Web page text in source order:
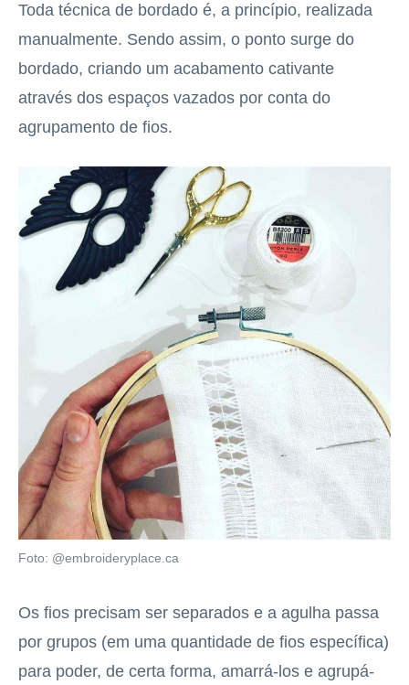
Toda técnica de bordado é, a princípio, realizada
manualmente. Sendo assim, o ponto surge do
bordado, criando um acabamento cativante
através dos espaços vazados por conta do
agrupamento de fios.
Foto: @embroideryplace.ca
Os fios precisam ser separados e a agulha passa
por grupos (em uma quantidade de fios específica)
para poder, de certa forma, amarrá-los e agrupá-